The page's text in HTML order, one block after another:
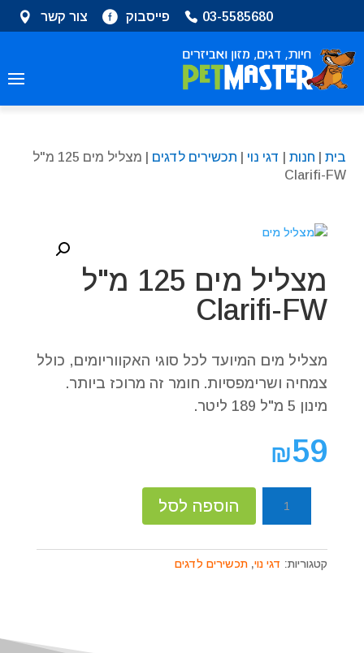
בְּאֲתָר
זֶה
מֻפְעֶלֶת
הַמְּסַיַּעַת
לִנְגִישׁוּת
03-5585680 פייסבוק צור קשר
בית חנות דגי נוי תכשירים לדגים
| מצליל מים 125 מ"ל
Clarifi-FW
מצליל מים 125 מ"ל
Clarifi-FW
מצליל מים המיועד לכל סוגי האקווריומים, כולל
צמחיה ושרימפסיות. חומר זה מרוכז ביותר.
מינון 5 מ"ל 189 ליטר.
₪59
מים
הוספה לסל
קטגוריות: דגי נוי, תכשירים לדגים